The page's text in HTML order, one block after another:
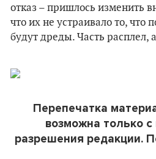
отказ – пришлось изменить
что их не устраивало то, что
будут дреды. Часть расплел,
Перепечатка
возможна только
разрешения редакции.